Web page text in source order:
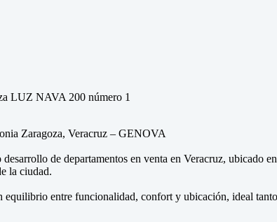
Zaragoza, Veracruz – GENOVA
de departamentos en venta en Veracruz, ubicado
la ciudad.
equilibrio entre funcionalidad, confort y ubicación, ideal